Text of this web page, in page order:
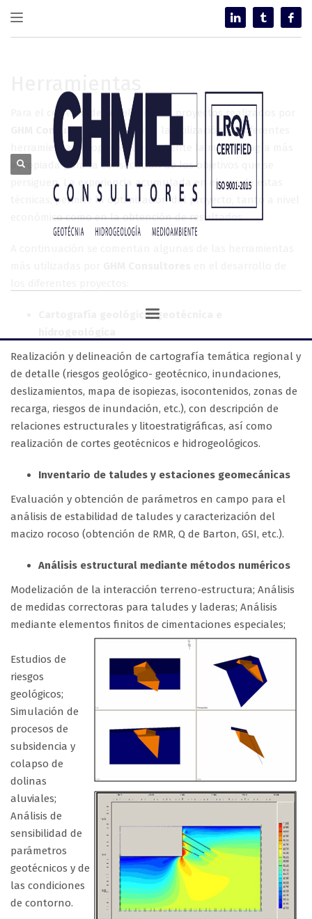
Para el correcto desarrollo de los proyectos realizados por
GHM Consultores
, se combina la utilización de diferentes
herramientas, proponiendo al cliente la metodología más
apropiada para la consecución de los objetivos que se
persiguen. La experiencia acumulada en el uso de estas
técnicas, permite la optimización del proyecto, tanto a nivel
económico como en la obtención de resultados.
Cartografía geológica, geotécnica e
Realización y delineación de cartografía temática regional y
de detalle (riesgos geológico- geotécnico, inundaciones,
deslizamientos, mapa de isopiezas, isocontenidos, zonas de
recarga, riesgos de inundación, etc.), con descripción de
relaciones estructurales y litoestratigráficas, así como
realización de cortes geotécnicos e hidrogeológicos.
Inventario de taludes y estaciones geomecánicas
Evaluación y obtención de parámetros en campo para el
análisis de estabilidad de taludes y caracterización del
macizo rocoso (obtención de RMR, Q de Barton, GSI, etc.).
Análisis estructural mediante métodos numéricos
Modelización de la interacción terreno-estructura; Análisis
de medidas correctoras para taludes y laderas; Análisis
mediante elementos finitos de cimentaciones especiales;
Estudios de
riesgos
geológicos;
Simulación de
procesos de
subsidencia y
colapso de
dolinas
aluviales;
Análisis de
sensibilidad de
parámetros
geotécnicos y de
las condiciones
de contorno.